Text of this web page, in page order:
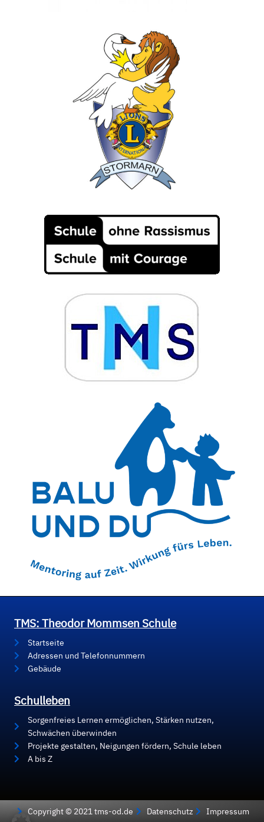
TMS: Theodor Mommsen Schule
Startseite
Adressen und Telefonnummern
Gebäude
Schulleben
Sorgenfreies Lernen ermöglichen, Stärken nutzen,
Schwächen überwinden
Projekte gestalten, Neigungen fördern, Schule leben
A bis Z
Copyright © 2021 tms-od.de Datenschutz Impressum